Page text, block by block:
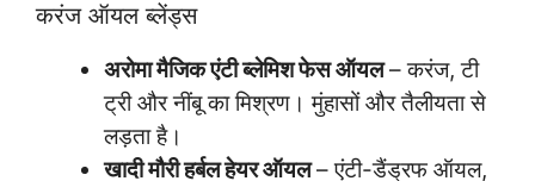
करंज ऑयल ब्लेंड्स
अरोमा मैजिक एंटी ब्लेमिश फेस ऑयल– करंज, टी
ट्री और नींबू का मिश्रण। मुंहासों और तैलीयता से
लड़ता है।
खादी मौरी हर्बल हेयर ऑयल– एंटी-डैंड्रफ ऑयल,